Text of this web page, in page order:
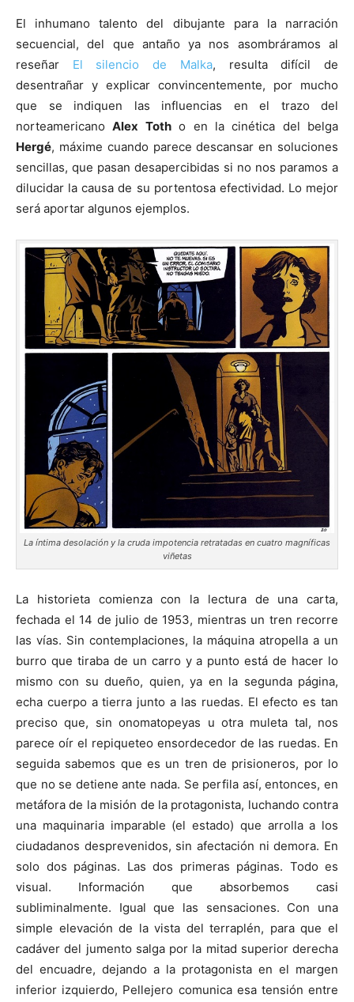
El inhumano talento del dibujante para la narración
secuencial, del que antaño ya nos asombráramos al
reseñar El silencio de Malka, resulta difícil de
desentrañar y explicar convincentemente, por mucho
que se indiquen las influencias en el trazo del
norteamericanoAlex Totho en la cinética del belga
Hergé, máxime cuando parece descansar en soluciones
sencillas, que pasan desapercibidas si no nos paramos a
dilucidar la causa de su portentosa efectividad. Lo mejor
será aportar algunos ejemplos.
La íntima desolación y la cruda impotencia retratadas en cuatro magníficas
viñetas
La historieta comienza con la lectura de una carta,
fechada el 14 de julio de 1953, mientras un tren recorre
las vías. Sin contemplaciones, la máquina atropella a un
burro que tiraba de un carro y a punto está de hacer lo
mismo con su dueño, quien, ya en la segunda página,
echa cuerpo a tierra junto a las ruedas. El efecto es tan
preciso que, sin onomatopeyas u otra muleta tal, nos
parece oír el repiqueteo ensordecedor de las ruedas. En
seguida sabemos que es un tren de prisioneros, por lo
que no se detiene ante nada. Se perfila así, entonces, en
metáfora de la misión de la protagonista, luchando contra
una maquinaria imparable (el estado) que arrolla a los
ciudadanos desprevenidos, sin afectación ni demora. En
solo dos páginas. Las dos primeras páginas. Todo es
visual. Información que absorbemos casi
subliminalmente. Igual que las sensaciones. Con una
simple elevación de la vista del terraplén, para que el
cadáver del jumento salga por la mitad superior derecha
del encuadre, dejando a la protagonista en el margen
inferior izquierdo, Pellejero comunica esa tensión entre